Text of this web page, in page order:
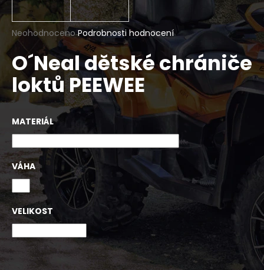
Průměrné
hodnocení
produktu
je
0,0
z
5
hvězdiček.
Neohodnoceno Podrobnosti hodnocení
O´Neal dětské chrániče
loktů PEEWEE
MATERIÁL
VÁHA
VELIKOST
a
j
í
t
?
HLEDAT
D
o
p
o
r